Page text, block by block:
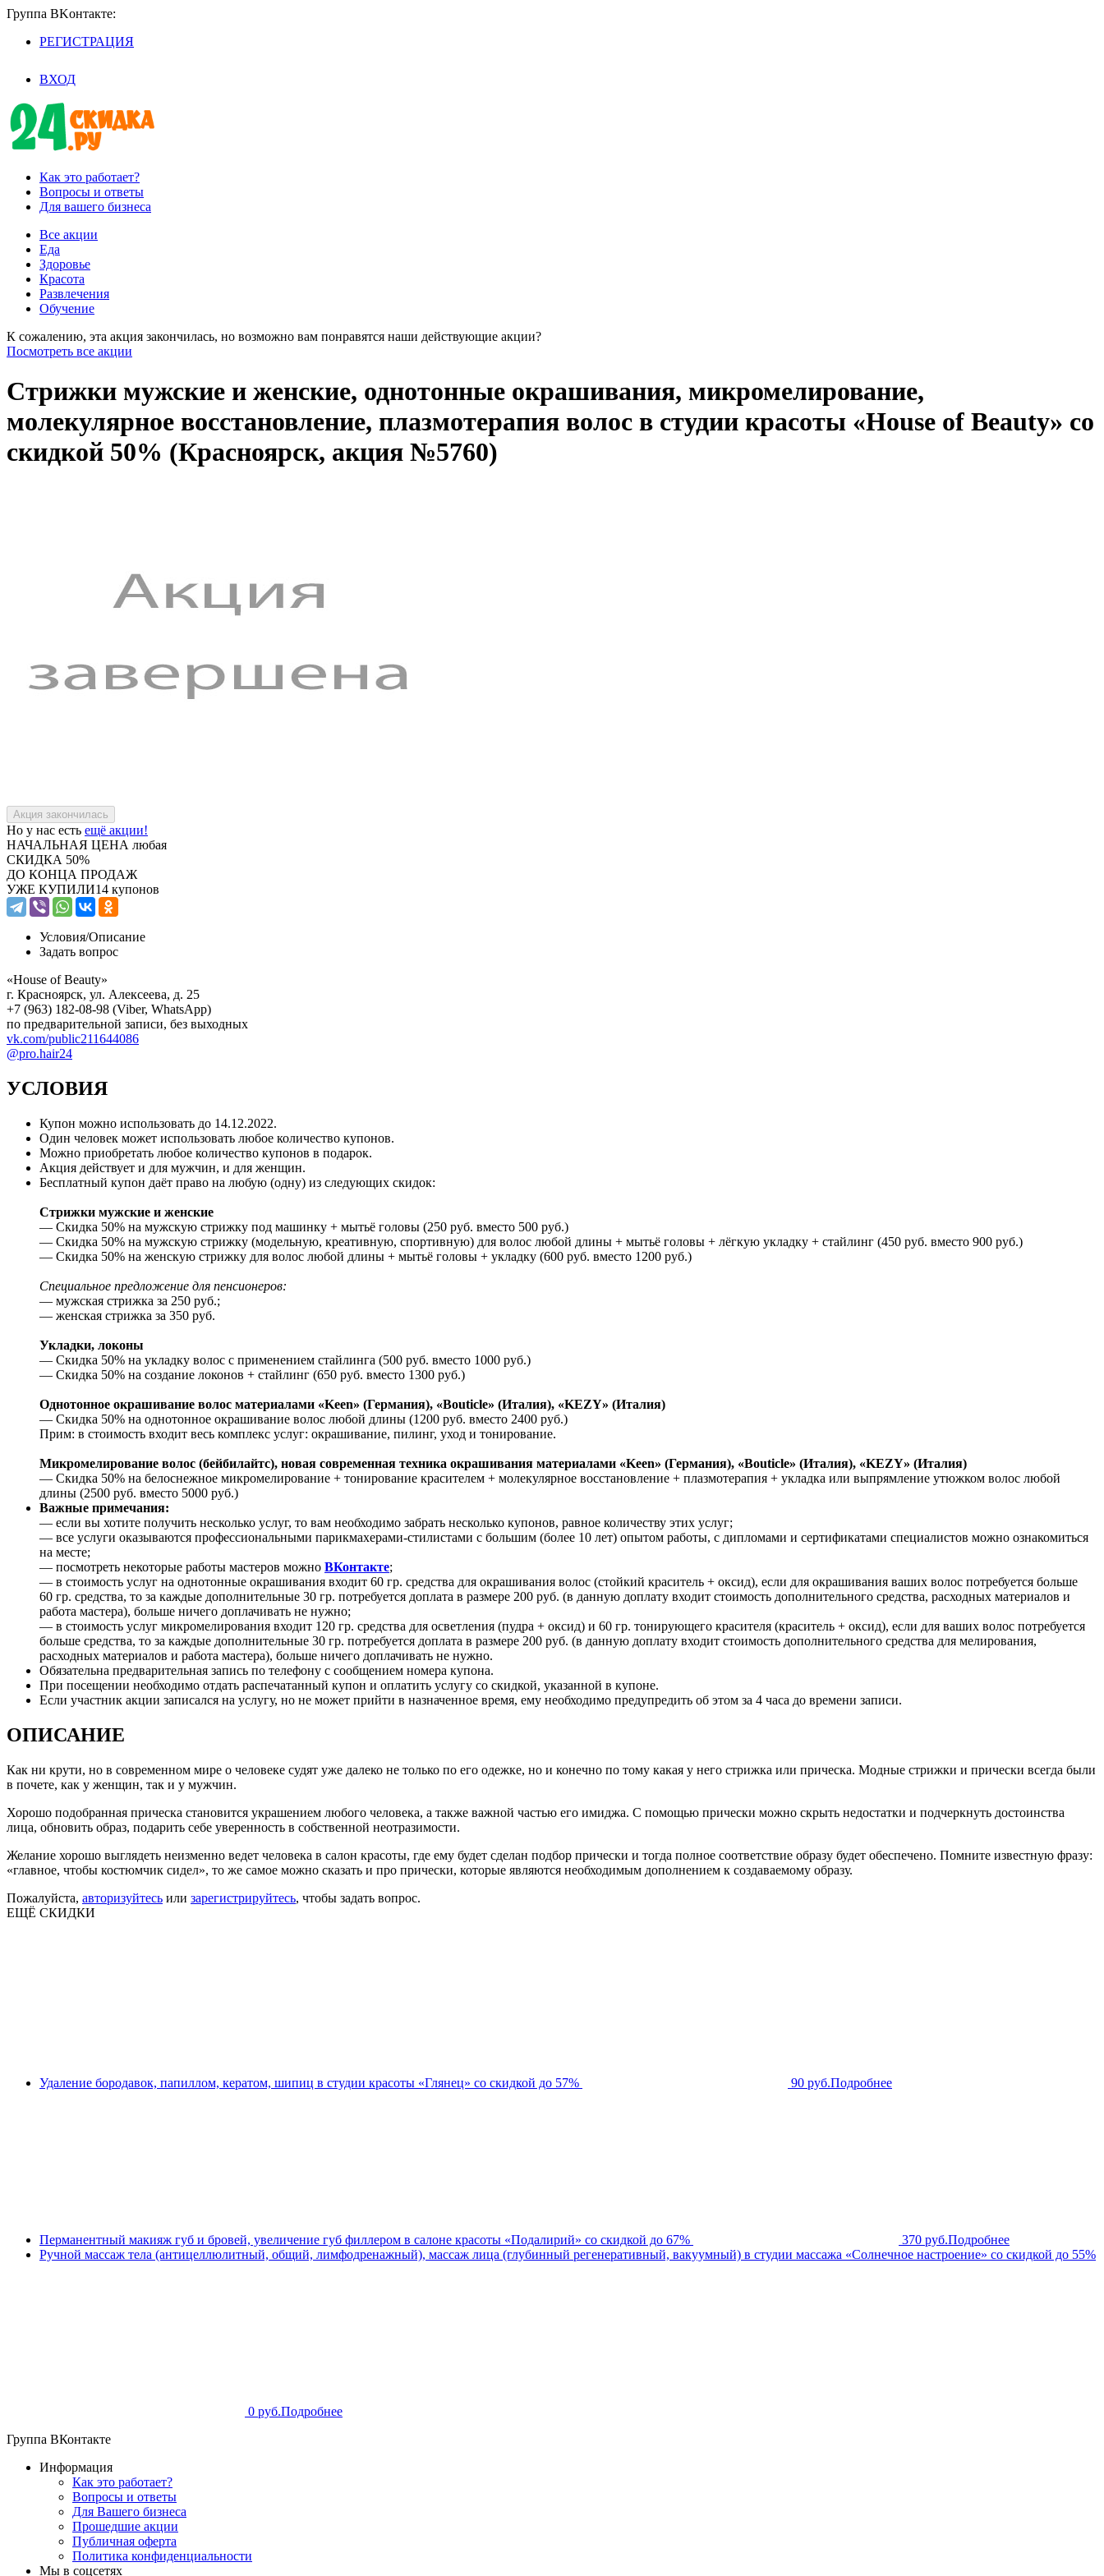
Группа BKoнтaктe:
РЕГИСТРАЦИЯ
ВХОД
Как это работает?
Вопросы и ответы
Для вашего бизнеса
Все акции
Еда
Здоровье
Красота
Развлечения
Обучение
К сожалению, эта акция закончилась, но возможно вам понравятся наши действующие акции?
Посмотреть все акции
Стрижки мужские и женские, однотонные окрашивания, микромелирование,
молекулярное восстановление, плазмотерапия волос в студии красоты «House of Beauty» со
скидкой 50% (Красноярск, акция №5760)
Но у нас есть ещё акции!
НАЧАЛЬНАЯ ЦЕНА любая
СКИДКА 50%
ДО КОНЦА ПРОДАЖ
УЖЕ КУПИЛИ14 купонов
Условия/Описание
Задать вопрос
«House of Beauty»
г. Красноярск, ул. Алексеева, д. 25
+7 (963) 182-08-98 (Viber, WhatsApp)
по предварительной записи, без выходных
vk.com/public211644086
@pro.hair24
УСЛОВИЯ
Купон можно использовать до 14.12.2022.
Один человек может использовать любое количество купонов.
Можно приобретать любое количество купонов в подарок.
Акция действует и для мужчин, и для женщин.
Бесплатный купон даёт право на любую (одну) из следующих скидок:
Стрижки мужские и женские
— Скидка 50% на мужскую стрижку под машинку + мытьё головы (250 руб. вместо 500 руб.)
— Скидка 50% на мужскую стрижку (модельную, креативную, спортивную) для волос любой длины + мытьё головы + лёгкую укладку + стайлинг (450 руб. вместо 900 руб.)
— Скидка 50% на женскую стрижку для волос любой длины + мытьё головы + укладку (600 руб. вместо 1200 руб.)
Специальное предложение для пенсионеров:
— мужская стрижка за 250 руб.;
— женская стрижка за 350 руб.
Укладки, локоны
— Скидка 50% на укладку волос с применением стайлинга (500 руб. вместо 1000 руб.)
— Скидка 50% на создание локонов + стайлинг (650 руб. вместо 1300 руб.)
Однотонное окрашивание волос материалами «Keen» (Германия), «Bouticle» (Италия), «KEZY» (Италия)
— Скидка 50% на однотонное окрашивание волос любой длины (1200 руб. вместо 2400 руб.)
Прим: в стоимость входит весь комплекс услуг: окрашивание, пилинг, уход и тонирование.
Микромелирование волос (бейбилайтс), новая современная техника окрашивания материалами «Keen» (Германия), «Bouticle» (Италия), «KEZY» (Италия)
— Скидка 50% на белоснежное микромелирование + тонирование красителем + молекулярное восстановление + плазмотерапия + укладка или выпрямление утюжком волос любой
длины (2500 руб. вместо 5000 руб.)
Важные примечания:
— если вы хотите получить несколько услуг, то вам необходимо забрать несколько купонов, равное количеству этих услуг;
— все услуги оказываются профессиональными парикмахерами-стилистами с большим (более 10 лет) опытом работы, с дипломами и сертификатами специалистов можно ознакомиться
на месте;
— посмотреть некоторые работы мастеров можно ВКонтакте;
— в стоимость услуг на однотонные окрашивания входит 60 гр. средства для окрашивания волос (стойкий краситель + оксид), если для окрашивания ваших волос потребуется больше
60 гр. средства, то за каждые дополнительные 30 гр. потребуется доплата в размере 200 руб. (в данную доплату входит стоимость дополнительного средства, расходных материалов и
работа мастера), больше ничего доплачивать не нужно;
— в стоимость услуг микромелирования входит 120 гр. средства для осветления (пудра + оксид) и 60 гр. тонирующего красителя (краситель + оксид), если для ваших волос потребуется
больше средства, то за каждые дополнительные 30 гр. потребуется доплата в размере 200 руб. (в данную доплату входит стоимость дополнительного средства для мелирования,
расходных материалов и работа мастера), больше ничего доплачивать не нужно.
Обязательна предварительная запись по телефону с сообщением номера купона.
При посещении необходимо отдать распечатанный купон и оплатить услугу со скидкой, указанной в купоне.
Если участник акции записался на услугу, но не может прийти в назначенное время, ему необходимо предупредить об этом за 4 часа до времени записи.
ОПИСАНИЕ
Как ни крути, но в современном мире о человеке судят уже далеко не только по его одежке, но и конечно по тому какая у него стрижка или прическа. Модные стрижки и прически всегда были
в почете, как у женщин, так и у мужчин.
Хорошо подобранная прическа становится украшением любого человека, а также важной частью его имиджа. С помощью прически можно скрыть недостатки и подчеркнуть достоинства
лица, обновить образ, подарить себе уверенность в собственной неотразимости.
Желание хорошо выглядеть неизменно ведет человека в салон красоты, где ему будет сделан подбор прически и тогда полное соответствие образу будет обеспечено. Помните известную фразу:
«главное, чтобы костюмчик сидел», то же самое можно сказать и про прически, которые являются необходимым дополнением к создаваемому образу.
Пожалуйста, авторизуйтесь или зарегистрируйтесь, чтобы задать вопрос.
ЕЩЁ СКИДКИ
Удаление бородавок, папиллом, кератом, шипиц в студии красоты «Глянец» со скидкой до 57% 90 руб.Подробнее
Перманентный макияж губ и бровей, увеличение губ филлером в салоне красоты «Подалирий» со скидкой до 67% 370 руб.Подробнее
Ручной массаж тела (антицеллюлитный, общий, лимфодренажный), массаж лица (глубинный регенеративный, вакуумный) в студии массажа «Солнечное настроение» со скидкой до 55%
0 руб.Подробнее
Группа ВКонтакте
Информация
Как это работает?
Вопросы и ответы
Для Вашего бизнеса
Прошедшие акции
Публичная оферта
Политика конфиденциальности
Мы в соцсетях